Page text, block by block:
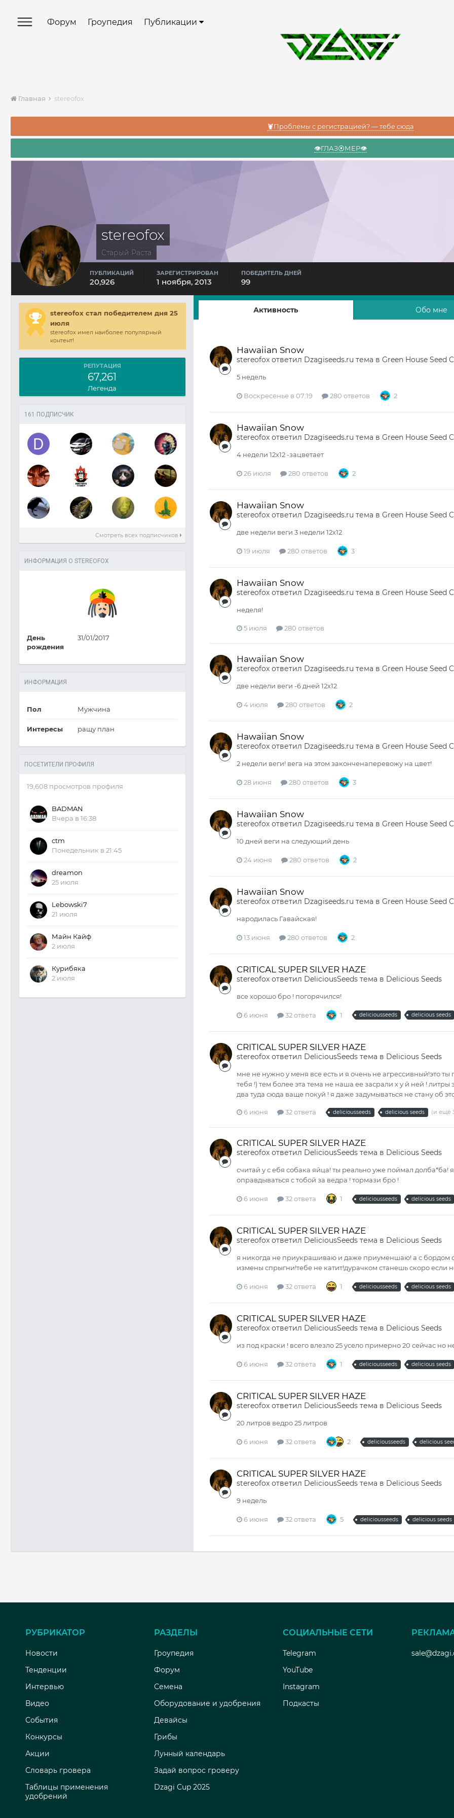
Форум Гроупедия Публикации
Главная stereofox
🦞Проблемы с регистрацией? — тебе сюда
👁️ГЛАЗ⦿МЕР👁️
stereofox
Старый Раста
ПУБЛИКАЦИЙ
20,926
ЗАРЕГИСТРИРОВАН
1 ноября, 2013
ПОБЕДИТЕЛЬ ДНЕЙ
99
stereofox стал победителем дня 25
июля
stereofox имел наиболее популярный
контент!
РЕПУТАЦИЯ
67,261
Легенда
161 ПОДПИСЧИК
Смотреть всех подписчиков
ИНФОРМАЦИЯ О STEREOFOX
День
рождения
31/01/2017
ИНФОРМАЦИЯ
Пол Мужчина
Интересы ращу план
ПОСЕТИТЕЛИ ПРОФИЛЯ
19,608 просмотров профиля
BADMAN
Вчера в 16:38
ctm
Понедельник в 21:45
dreamon
25 июля
Lebowski7
21 июля
Майн Кайф
2 июля
Курибяка
2 июля
Активность Обо мне
Hawaiian Snow
stereofoxответил Dzagiseeds.ru тема в Green House Seed
5 недель
Воскресенье в 07:19 280 ответов 2
Hawaiian Snow
stereofoxответил Dzagiseeds.ru тема в Green House Seed
4 недели 12х12 -зацветает
26 июля 280 ответов 2
Hawaiian Snow
stereofoxответил Dzagiseeds.ru тема в Green House Seed
две недели веги 3 недели 12х12
19 июля 280 ответов 3
Hawaiian Snow
stereofoxответил Dzagiseeds.ru тема в Green House Seed
неделя!
5 июля 280 ответов
Hawaiian Snow
stereofoxответил Dzagiseeds.ru тема в Green House Seed
две недели веги -6 дней 12х12
4 июля 280 ответов 2
Hawaiian Snow
stereofoxответил Dzagiseeds.ru тема в Green House Seed
2 недели веги! вега на этом законченаперевожу на цвет!
28 июня 280 ответов 3
Hawaiian Snow
stereofoxответил Dzagiseeds.ru тема в Green House Seed
10 дней веги на следующий день
24 июня 280 ответов 2
Hawaiian Snow
stereofoxответил Dzagiseeds.ru тема в Green House Seed
народилась Гавайская!
13 июня 280 ответов 2
CRITICAL SUPER SILVER HAZE
stereofoxответил DeliciousSeedsтема в Delicious Seeds
все хорошо бро ! погорячился!
6 июня 32 ответа 1 deliciousseeds delicious seeds
CRITICAL SUPER SILVER HAZE
stereofoxответил DeliciousSeedsтема в Delicious Seeds
мне не нужно у меня все есть и я очень не агрессивный!это
тебя !) тем более эта тема не наша ее засрали х у й ней !
два туда сюда ваще покуй ! я даже задумываться не стану об
6 июня 32 ответа deliciousseeds delicious seeds (и ещё
CRITICAL SUPER SILVER HAZE
stereofoxответил DeliciousSeedsтема в Delicious Seeds
считай у с ебя собака яйца! ты реально уже поймал
оправдываться с тобой за ведра ! тормази бро !
6 июня 32 ответа 1 deliciousseeds delicious seeds
CRITICAL SUPER SILVER HAZE
stereofoxответил DeliciousSeedsтема в Delicious Seeds
я никогда не приукрашиваю и даже приуменшаю! а с бордом
измены спрыгни!тебе не катит!дурачком станешь скоро если
6 июня 32 ответа 1 deliciousseeds delicious seeds
CRITICAL SUPER SILVER HAZE
stereofoxответил DeliciousSeedsтема в Delicious Seeds
из под краски ! всего влезло 25 усело примерно 20 сейчас но
6 июня 32 ответа 1 deliciousseeds delicious seeds
CRITICAL SUPER SILVER HAZE
stereofoxответил DeliciousSeedsтема в Delicious Seeds
20 литров ведро 25 литров
6 июня 32 ответа 2 deliciousseeds delicious
CRITICAL SUPER SILVER HAZE
stereofoxответил DeliciousSeedsтема в Delicious Seeds
9 недель
6 июня 32 ответа 5 deliciousseeds delicious seeds
РУБРИКАТОР
Новости
Тенденции
Интервью
Видео
События
Конкурсы
Акции
Словарь гровера
Таблицы применения
удобрений
РАЗДЕЛЫ
Гроупедия
Форум
Семена
Оборудование и удобрения
Девайсы
Грибы
Лунный календарь
Задай вопрос гроверу
Dzagi Cup 2025
СОЦИАЛЬНЫЕ СЕТИ
Telegram
YouTube
Instagram
Подкасты